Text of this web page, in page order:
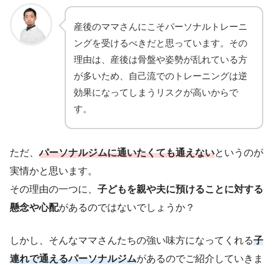
産後のママさんにこそパーソナルトレーニ
ングを受けるべきだと思っています。その
理由は、産後は骨盤や姿勢が乱れている方
が多いため、自己流でのトレーニングは逆
効果になってしまうリスクが高いからで
す。
ただ、パーソナルジムに通いたくても通えないというのが
実情かと思います。
その理由の一つに、 子どもを親や夫に預けることに対する
懸念や心配があるのではないでしょうか？
しかし、そんなママさんたちの強い味方になってくれる子
連れで通えるパーソナルジムがあるのでご紹介していきま